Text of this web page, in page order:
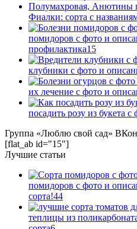
Фиалки: сорта с
помидоров с фото и
профилактика15
клубники с фото и
их лечение с фото и
посадить розу из букета
Группа «Люблю свой сад»
[flat_ab id="15"]
Лучшие статьи
помидоров с фото и
сорта!44
теплицы из